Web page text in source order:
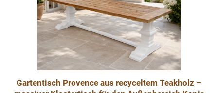
Gartentisch Provence aus recyceltem Teakholz –